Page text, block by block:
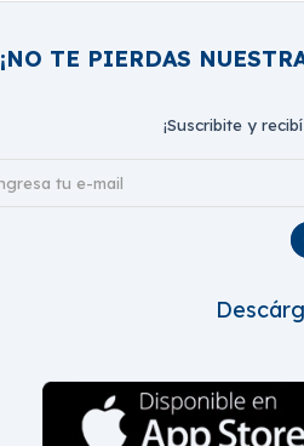
¡NO TE PIERDAS
¡Suscribite y